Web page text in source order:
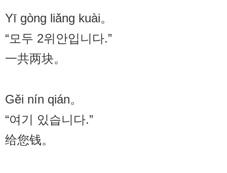
Yī gòng liǎng kuài。
“모두 2위안입니다.”
一共两块。
Gěi nín qián。
“여기 있습니다.”
给您钱。